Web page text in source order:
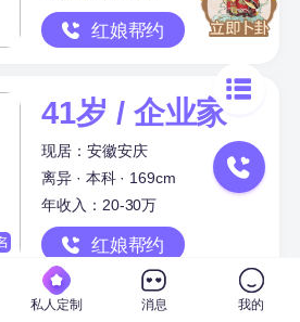
红娘帮约
41岁 / 企业家
现居：安徽安庆
离异 · 本科 · 169cm
年收入：20-30万
红娘帮约
私人定制 消息 我的